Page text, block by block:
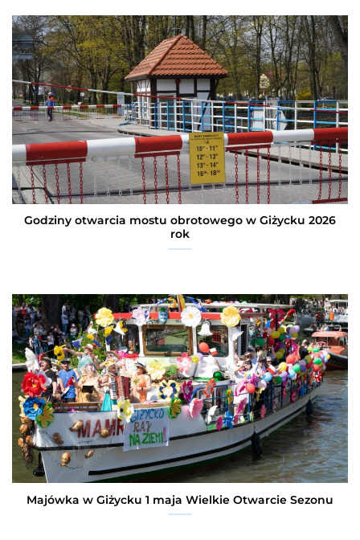
Godziny otwarcia mostu obrotowego w Giżycku 2026
rok
Majówka w Giżycku 1 maja Wielkie Otwarcie Sezonu